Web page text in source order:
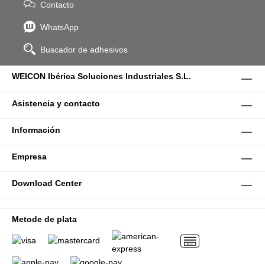
Contacto
WhatsApp
Buscador de adhesivos
WEICON Ibérica Soluciones Industriales S.L.
Asistencia y contacto
Información
Empresa
Download Center
Metode de plata